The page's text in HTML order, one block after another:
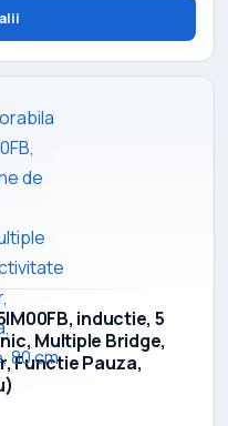
inductie, 5
Multiple Bridge,
Functie Pauza,